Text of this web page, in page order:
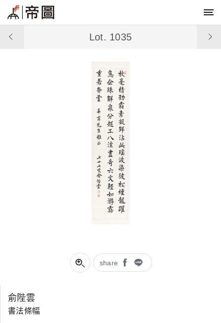
share
Lot. 1035
俞陛雲
書法條幅